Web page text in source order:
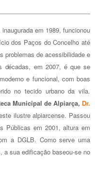
em 1989, funcionou
dos Paços do Concelho até
problemas de acessibilidade e
décadas, em 2007, é que se
e funcional, com boas
no tecido urbano da vila.
Municipal de Alpiarça, Dr.
ilustre alpiarcense. Passou
Públicas em 2001, altura em
a DGLB. Como serve uma
a sua edificação baseou-se no